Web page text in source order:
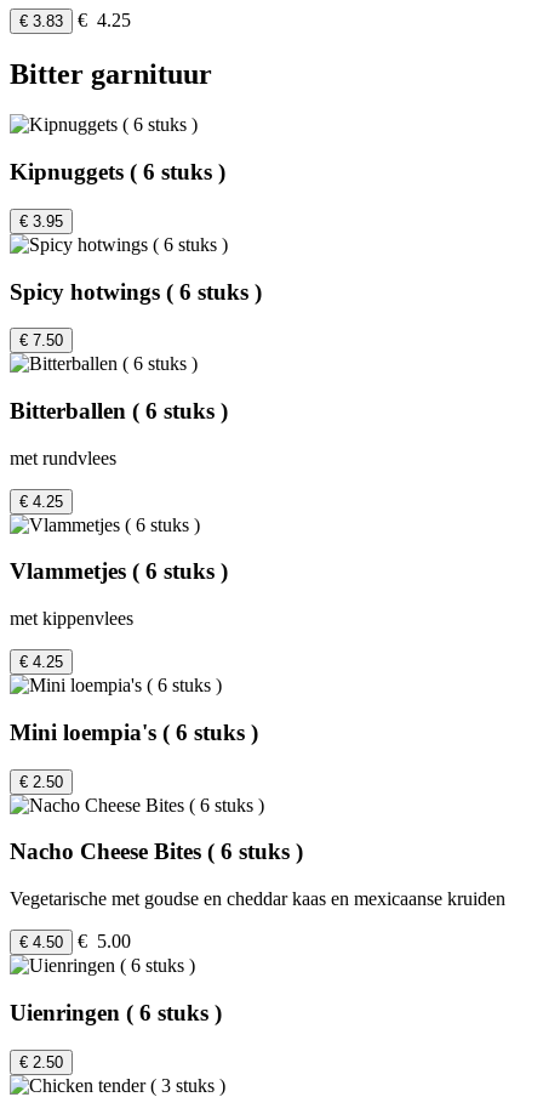
€ 3.83 € 4.25
Bitter garnituur
Kipnuggets ( 6 stuks )
€ 3.95
Spicy hotwings ( 6 stuks )
€ 7.50
Bitterballen ( 6 stuks )
met rundvlees
€ 4.25
Vlammetjes ( 6 stuks )
met kippenvlees
€ 4.25
Mini loempia's ( 6 stuks )
€ 2.50
Nacho Cheese Bites ( 6 stuks )
Vegetarische met goudse en cheddar kaas en mexicaanse kruiden
€ 4.50 € 5.00
Uienringen ( 6 stuks )
€ 2.50